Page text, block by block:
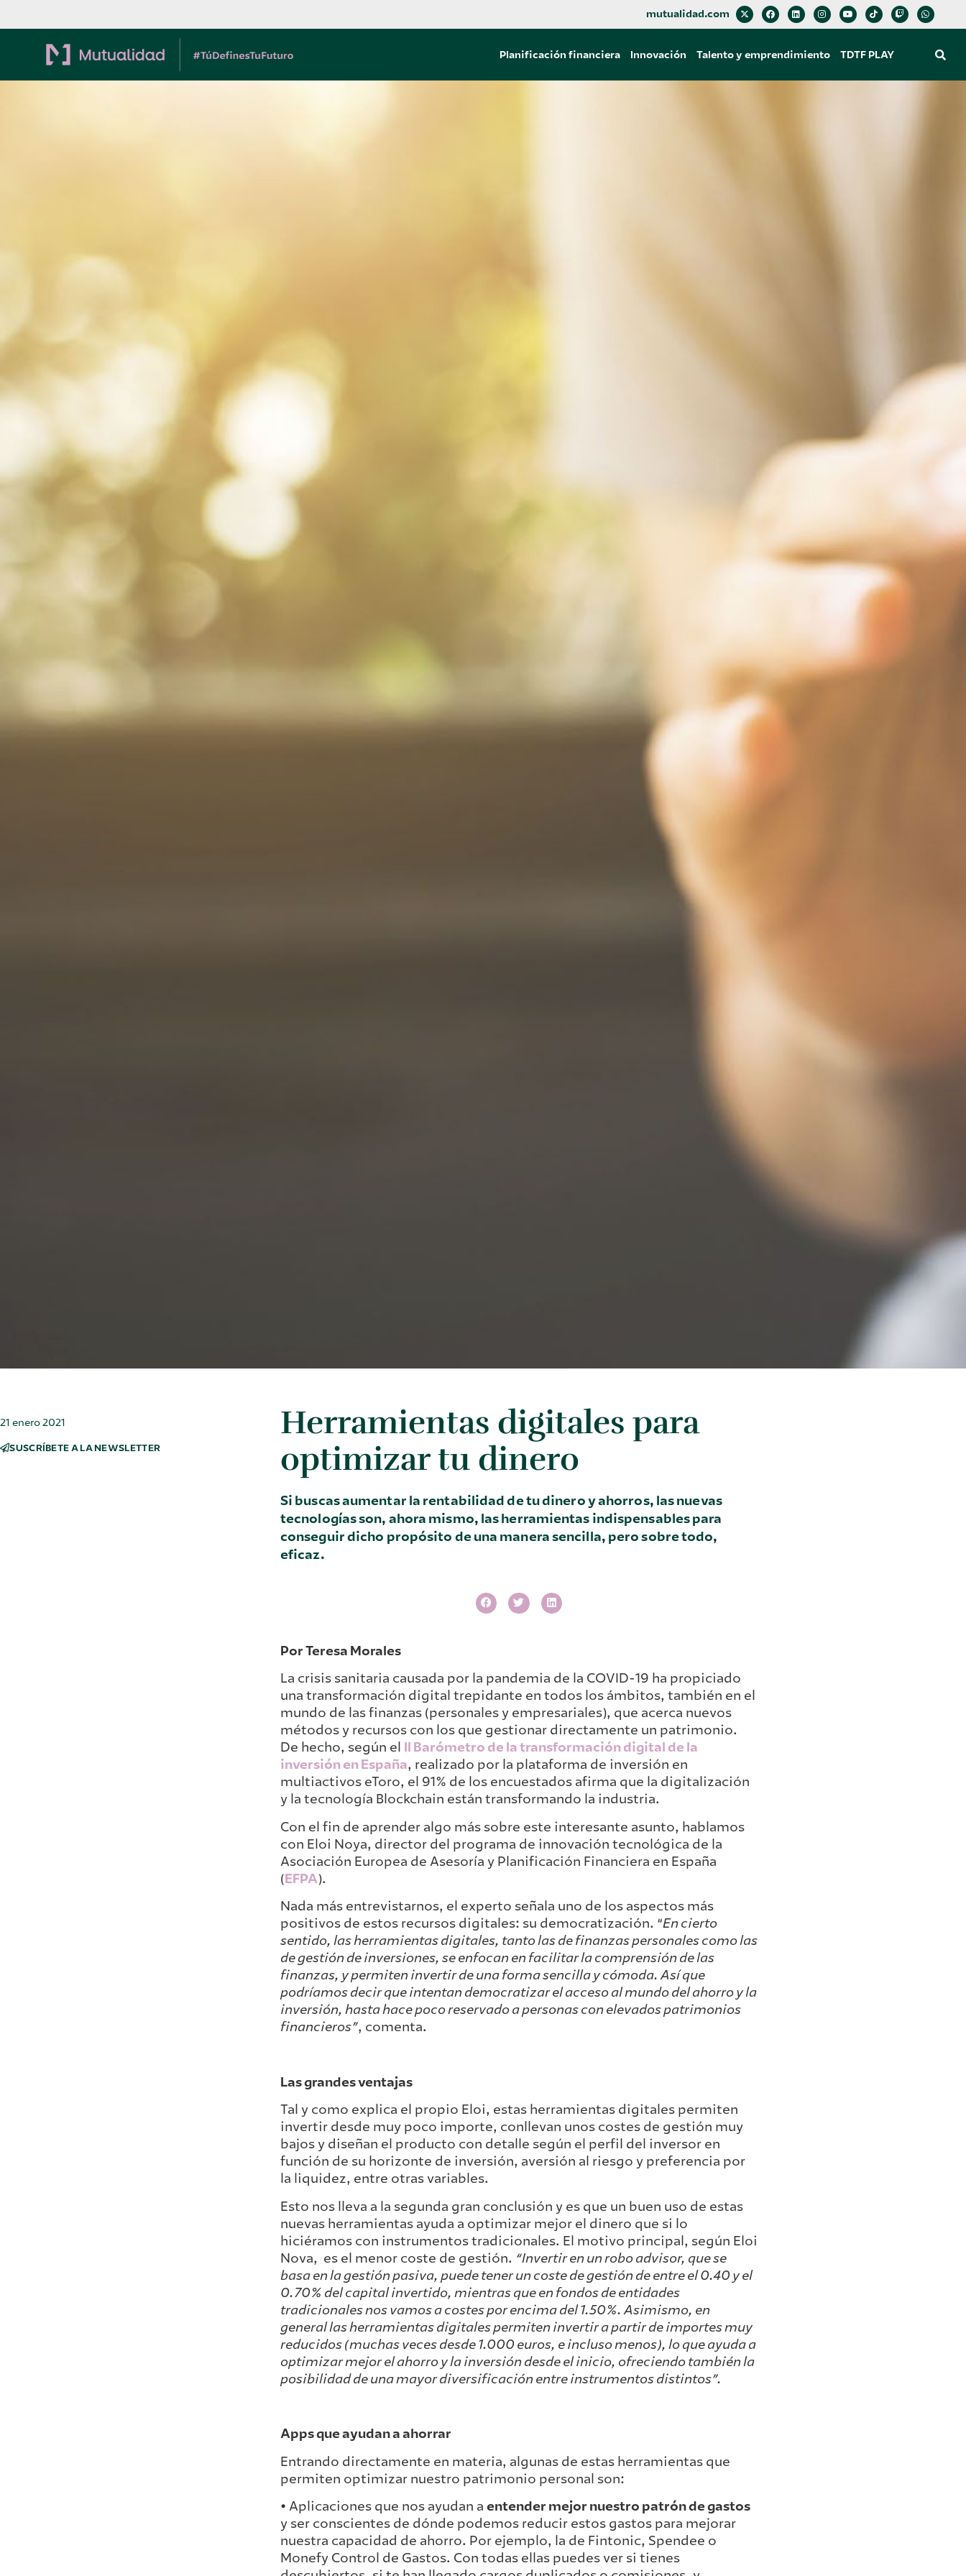
mutualidad.com
Planificación financiera Innovación Talento y emprendimiento TDTF PLAY
21 enero 2021
SUSCRÍBETE A LA NEWSLETTER
Herramientas digitales para
optimizar tu dinero
Si buscas aumentar la rentabilidad de tu dinero y ahorros, las nuevas
tecnologías son, ahora mismo, las herramientas indispensables para
conseguir dicho propósito de una manera sencilla, pero sobre todo,
eficaz.
Por Teresa Morales
La crisis sanitaria causada por la pandemia de la COVID-19 ha propiciado
una transformación digital trepidante en todos los ámbitos, también en el
mundo de las finanzas (personales y empresariales), que acerca nuevos
métodos y recursos con los que gestionar directamente un patrimonio.
De hecho, según el II Barómetro de la transformación digital de la
inversión en España, realizado por la plataforma de inversión en
multiactivos eToro, el 91% de los encuestados afirma que la digitalización
y la tecnología Blockchain están transformando la industria.
Con el fin de aprender algo más sobre este interesante asunto, hablamos
con Eloi Noya, director del programa de innovación tecnológica de la
Asociación Europea de Asesoría y Planificación Financiera en España
(EFPA).
Nada más entrevistarnos, el experto señala uno de los aspectos más
positivos de estos recursos digitales: su democratización. “En cierto
sentido, las herramientas digitales, tanto las de finanzas personales como las
de gestión de inversiones, se enfocan en facilitar la comprensión de las
finanzas, y permiten invertir de una forma sencilla y cómoda. Así que
podríamos decir que intentan democratizar el acceso al mundo del ahorro y la
inversión, hasta hace poco reservado a personas con elevados patrimonios
financieros”, comenta.
Las grandes ventajas
Tal y como explica el propio Eloi, estas herramientas digitales permiten
invertir desde muy poco importe, conllevan unos costes de gestión muy
bajos y diseñan el producto con detalle según el perfil del inversor en
función de su horizonte de inversión, aversión al riesgo y preferencia por
la liquidez, entre otras variables.
Esto nos lleva a la segunda gran conclusión y es que un buen uso de estas
nuevas herramientas ayuda a optimizar mejor el dinero que si lo
hiciéramos con instrumentos tradicionales. El motivo principal, según Eloi
Nova, es el menor coste de gestión. “Invertir en un robo advisor, que se
basa en la gestión pasiva, puede tener un coste de gestión de entre el 0.40 y el
0.70% del capital invertido, mientras que en fondos de entidades
tradicionales nos vamos a costes por encima del 1.50%. Asimismo, en
general las herramientas digitales permiten invertir a partir de importes muy
reducidos (muchas veces desde 1.000 euros, e incluso menos), lo que ayuda a
optimizar mejor el ahorro y la inversión desde el inicio, ofreciendo también la
posibilidad de una mayor diversificación entre instrumentos distintos”.
Apps que ayudan a ahorrar
Entrando directamente en materia, algunas de estas herramientas que
permiten optimizar nuestro patrimonio personal son:
• Aplicaciones que nos ayudan a entender mejor nuestro patrón de gastos
y ser conscientes de dónde podemos reducir estos gastos para mejorar
nuestra capacidad de ahorro. Por ejemplo, la de Fintonic, Spendee o
Monefy Control de Gastos. Con todas ellas puedes ver si tienes